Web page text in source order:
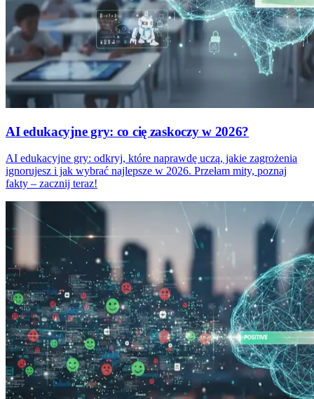
AI edukacyjne gry: co cię zaskoczy w 2026?
AI edukacyjne gry: odkryj, które naprawdę uczą, jakie zagrożenia
ignorujesz i jak wybrać najlepsze w 2026. Przełam mity, poznaj
fakty – zacznij teraz!